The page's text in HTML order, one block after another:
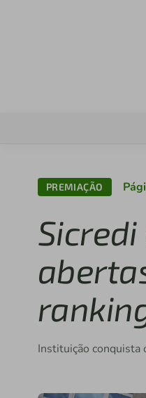
PREMIAÇÃO
Instituição conquista